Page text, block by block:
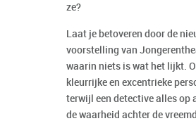
ze?
Laat je betoveren door de
voorstelling van
waarin niets is wat het lijkt.
kleurrijke en excentrieke
terwijl een detective alles op
de waarheid achter de